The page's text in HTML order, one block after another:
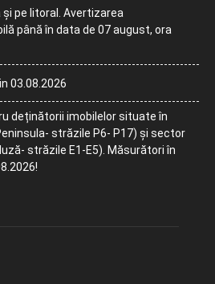
și pe litoral. Avertizarea
până în data de 07 august, ora
03.08.2026
deținătorii imobilelor situate în
străzile P6- P17) și sector
străzile E1-E5). Măsurători în